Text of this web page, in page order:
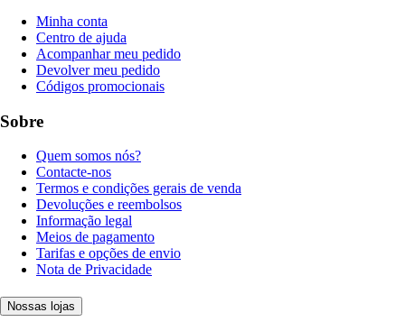
Minha conta
Centro de ajuda
Acompanhar meu pedido
Devolver meu pedido
Códigos promocionais
Sobre
Quem somos nós?
Contacte-nos
Termos e condições gerais de venda
Devoluções e reembolsos
Informação legal
Meios de pagamento
Tarifas e opções de envio
Nota de Privacidade
Nossas lojas